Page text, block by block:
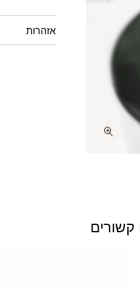
אזהרות
קשורים
Add